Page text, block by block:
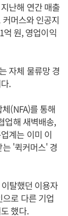
난해 연간 매출
머스와 인공지
억 원, 영업이익
자체 물류망 경
.
(NFA)를 통해
업해 새벽배송,
계는 이미 이
'퀵커머스' 경
탈했던 이용자
로 다른 기업
했다.